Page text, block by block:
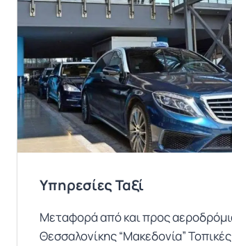
Υπηρεσίες Ταξί
Μεταφορά από και προς
Θεσσαλονίκης “Μακεδονία” Τοπικές